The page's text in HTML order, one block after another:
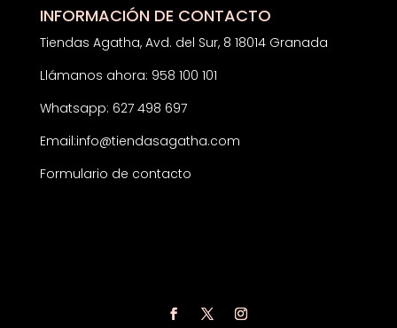
INFORMACIÓN DE CONTACTO
Tiendas Agatha, Avd. del Sur, 8 18014 Granada
Llámanos ahora: 958 100 101
Whatsapp: 627 498 697
Email:info@tiendasagatha.com
Formulario de contacto